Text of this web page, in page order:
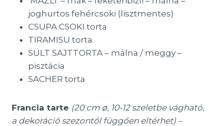
joghurtos fehércsoki (lisztmentes)
CSUPA CSOKI torta
TIRAMISU torta
SÜLT SAJTTORTA – málna / meggy –
pisztácia
SACHER torta
Francia tarte (20 cm ø, 10-12 szeletbe vágható,
a dekoráció szezontől függően eltérhet) –